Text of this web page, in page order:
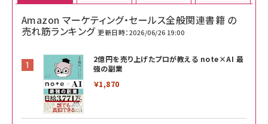
Amazon マーケティング・セールス全般関連書籍 の
売れ筋ランキング 更新日時：2026/06/26 19:00
2億円を売り上げたプロが教える note×AI 最
強の副業
￥1,870